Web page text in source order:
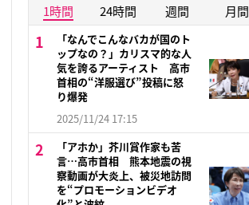
1時間 24時間 週間 月間
「なんでこんなバカが国のト
ップなの？」カリスマ的な人
気を誇るアーティスト 高市
首相の“洋服選び”投稿に怒
り爆発
2025/11/24 17:15
「アホか」芥川賞作家も苦
言…高市首相 熊本地震の視
察動画が大炎上、被災地訪問
を“プロモーションビデオ